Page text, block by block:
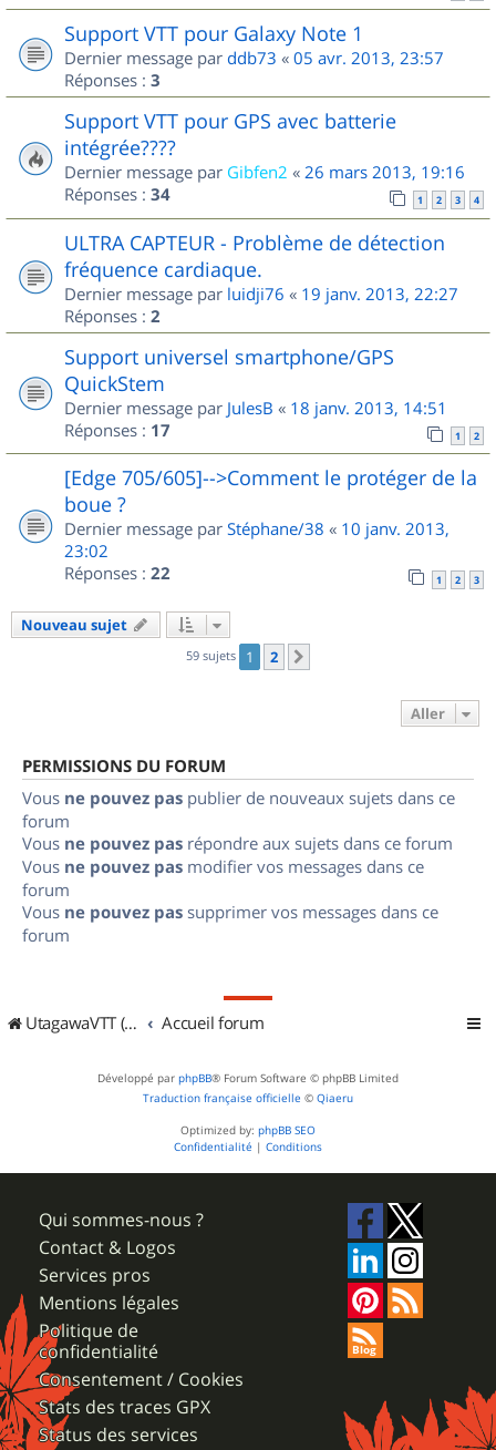
Support VTT pour Galaxy Note 1
Dernier message par ddb73 « 05 avr. 2013, 23:57
Réponses : 3
Support VTT pour GPS avec batterie
intégrée????
Dernier message par Gibfen2 « 26 mars 2013, 19:16
Réponses : 34 1 2 3 4
ULTRA CAPTEUR - Problème de détection
fréquence cardiaque.
Dernier message par luidji76 « 19 janv. 2013, 22:27
Réponses : 2
Support universel smartphone/GPS
QuickStem
Dernier message par JulesB « 18 janv. 2013, 14:51
Réponses : 17 1 2
[Edge 705/605]-->Comment le protéger de la
boue ?
Dernier message par Stéphane/38 « 10 janv. 2013,
23:02
Réponses : 22 1 2 3
Nouveau sujet
59 sujets 1 2
Aller
PERMISSIONS DU FORUM
Vous ne pouvez pas publier de nouveaux sujets dans ce
forum
Vous ne pouvez pas répondre aux sujets dans ce forum
Vous ne pouvez pas modifier vos messages dans ce
forum
Vous ne pouvez pas supprimer vos messages dans ce
forum
UtagawaVTT (Randos VTT et VTTAE avec traces GPS) Accueil forum
Développé par phpBB® Forum Software © phpBB Limited
Traduction française officielle © Qiaeru
Optimized by: phpBB SEO
Confidentialité | Conditions
Qui sommes-nous ?
Contact & Logos
Services pros
Mentions légales
Politique de
confidentialité
Consentement / Cookies
Stats des traces GPX
Status des services